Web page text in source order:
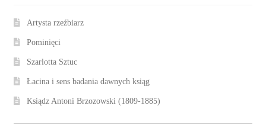
Artysta rzeźbiarz
Pominięci
Szarlotta Sztuc
Łacina i sens badania dawnych ksiąg
Ksiądz Antoni Brzozowski (1809-1885)